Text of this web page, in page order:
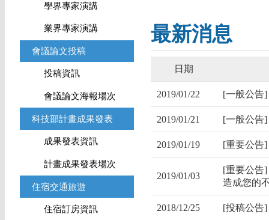
學界專家演講
業界專家演講
會議論文投稿
投稿資訊
會議論文海報場次
科技部計畫成果發表
成果發表資訊
計畫成果發表場次
住宿交通旅遊
住宿訂房資訊
最新消息
日期
2019/01/22 [一般公告
2019/01/21 [一般公告]
2019/01/19 [重要公告]
2019/01/03
[重要公告
造成您的
2018/12/25 [投稿公告]